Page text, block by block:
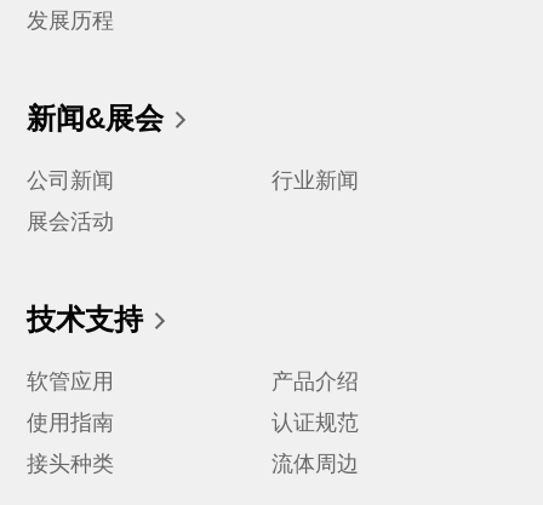
发展历程
新闻&展会
公司新闻
行业新闻
展会活动
技术支持
软管应用
产品介绍
使用指南
认证规范
接头种类
流体周边